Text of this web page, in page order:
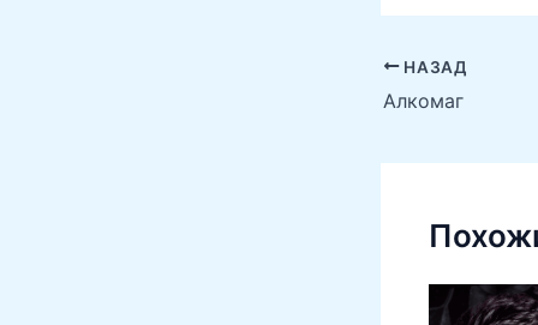
НАЗАД
Алкомаг